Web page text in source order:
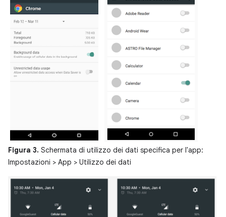
Figura 3. Schermata di utilizzo dei dati specifica per l'app:
Impostazioni > App > Utilizzo dei dati